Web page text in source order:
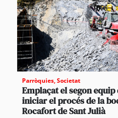
Parròquies,Societat
Emplaçat el segon
iniciar el procés de la
Rocafort de Sant Julià